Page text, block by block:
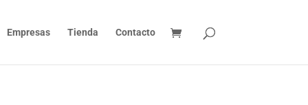
Empresas Tienda Contacto